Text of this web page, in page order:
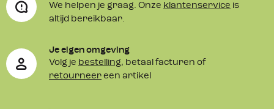
We helpen je graag. Onze klantenservice is
altijd bereikbaar.
Je eigen omgeving
Volg je bestelling, betaal facturen of
retourneer een artikel